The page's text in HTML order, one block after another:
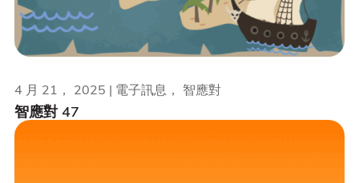
智應對 47
4 月 21， 2025 | 電子訊息， 智應對